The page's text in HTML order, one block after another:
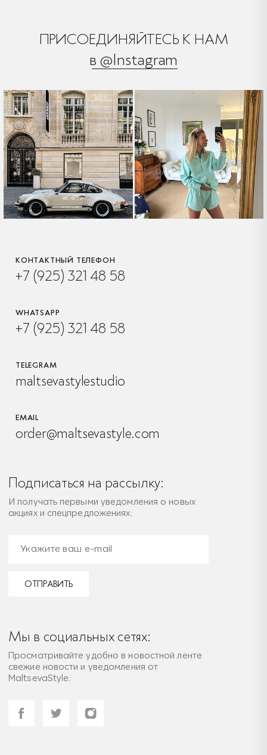
ПРИСОЕДИНЯЙТЕСЬ К НАМ
в @Instagram
КОНТАКТНЫЙ ТЕЛЕФОН
+7 (925) 321 48 58
WHATSAPP
+7 (925) 321 48 58
TELEGRAM
maltsevastylestudio
EMAIL
order@maltsevastyle.com
Подписаться на рассылку:
И получать первыми уведомления о новых
акциях и спецпредложениях:
ОТПРАВИТЬ
Мы в социальных сетях:
Просматривайте удобно в новостной ленте
свежие новости и уведомления от
MaltsevaStyle: